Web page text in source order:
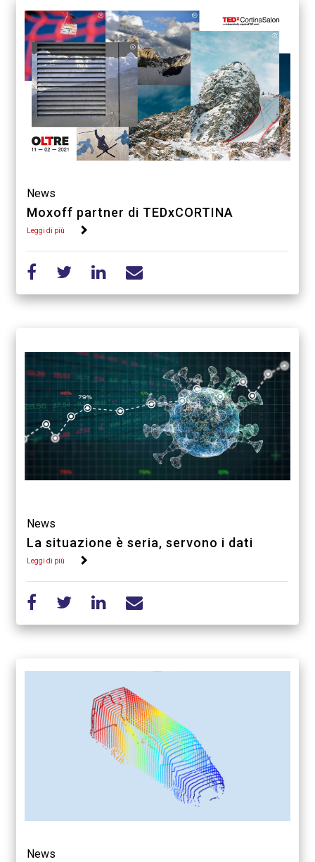
News
Moxoff partner di TEDxCORTINA
Leggi di più
News
La situazione è seria, servono i dati
Leggi di più
News